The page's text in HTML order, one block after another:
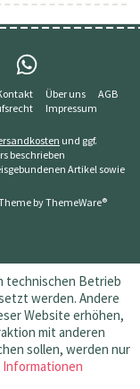
Über uns
AGB
Impressum
und ggf.
beschrieben
Artikel sowie
byThemeWare®
technischen Betrieb
werden. Andere
Website erhöhen,
mit anderen
sollen, werden nur
Informationen